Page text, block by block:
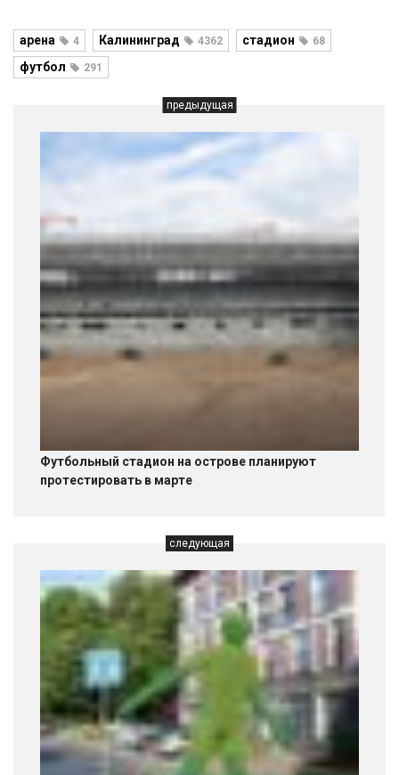
арена 4 Калининград 4362 стадион 68
футбол 291
предыдущая
Футбольный стадион на острове планируют
протестировать в марте
следующая